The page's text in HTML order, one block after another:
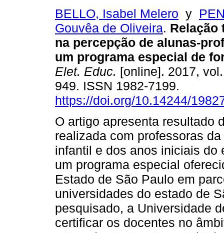
BELLO, Isabel Melero y
Gouvêa de Oliveira. Relação
na percepção de alunas-
um programa especial de
Elet. Educ. [online]. 2017,
949. ISSN 1982-7199.
https://doi.org/10.14244/
O artigo apresenta resultado
realizada com professoras
infantil e dos anos iniciais do
um programa especial
Estado de São Paulo em
universidades do estado de
pesquisado, a Universidade
certificar os docentes no